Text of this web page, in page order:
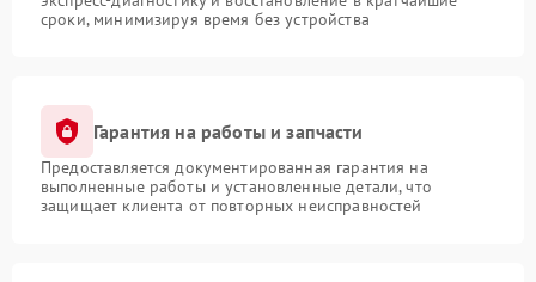
сроки, минимизируя время без устройства
Гарантия на работы и запчасти
Предоставляется документированная гарантия на
выполненные работы и установленные детали, что
защищает клиента от повторных неисправностей